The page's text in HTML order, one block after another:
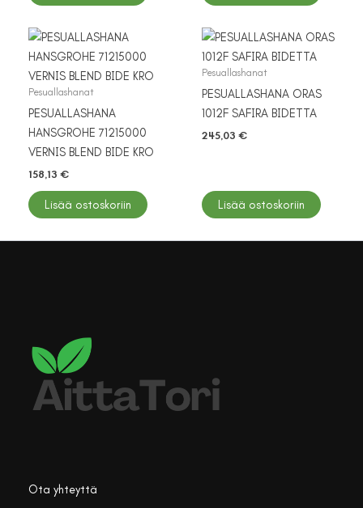
Pesuallashanat
PESUALLASHANA
HANSGROHE 71215000
VERNIS BLEND BIDE KRO
158,13 €
Lisää ostoskoriin
Pesuallashanat
PESUALLASHANA ORAS
1012F SAFIRA BIDETTA
245,03 €
Lisää ostoskoriin
Ota yhteyttä